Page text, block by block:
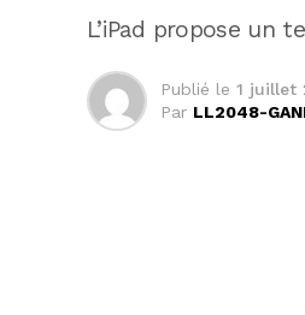
L’iPad propose un
Publié le 1 juillet
Par LL2048-